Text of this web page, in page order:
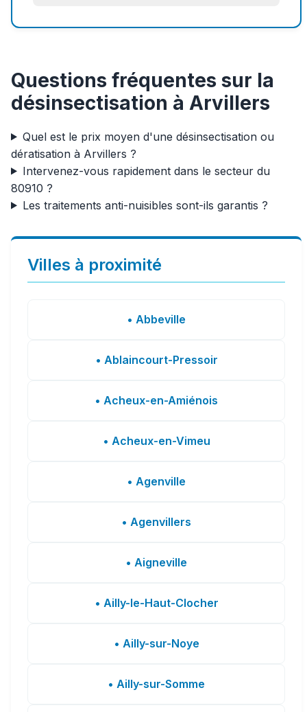
Questions fréquentes sur la
désinsectisation à Arvillers
Quel est le prix moyen d'une désinsectisation ou
dératisation à Arvillers ?
Intervenez-vous rapidement dans le secteur du
80910 ?
Les traitements anti-nuisibles sont-ils garantis ?
Villes à proximité
• Abbeville
• Ablaincourt-Pressoir
• Acheux-en-Amiénois
• Acheux-en-Vimeu
• Agenville
• Agenvillers
• Aigneville
• Ailly-le-Haut-Clocher
• Ailly-sur-Noye
• Ailly-sur-Somme